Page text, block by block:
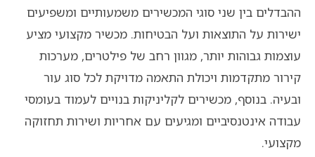
ההבדלים בין שני סוגי המכשירים משמעותיים ומשפיעים
ישירות על התוצאות ועל הבטיחות. מכשיר מקצועי מציע
עוצמות גבוהות יותר, מגוון רחב של פילטרים, מערכות
קירור מתקדמות ויכולת התאמה מדויקת לכל סוג עור
ובעיה. בנוסף, מכשירים לקליניקות בנויים לעמוד בעומסי
עבודה אינטנסיביים ומגיעים עם אחריות ושירות תחזוקה
מקצועי.